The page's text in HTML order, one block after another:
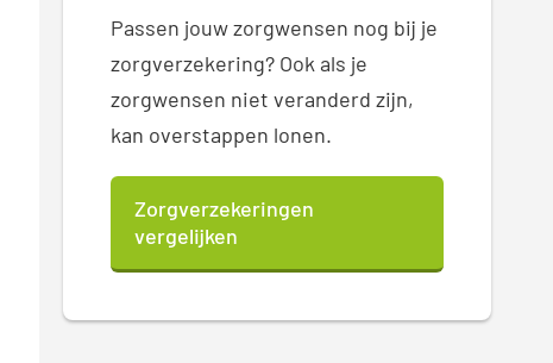
Passen jouw zorgwensen nog bij je
zorgverzekering? Ook als je
zorgwensen niet veranderd zijn,
kan overstappen lonen.
Zorgverzekeringen
vergelijken